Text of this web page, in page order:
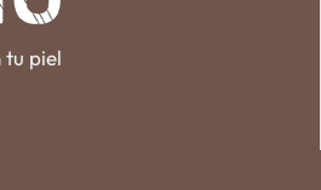
tu piel